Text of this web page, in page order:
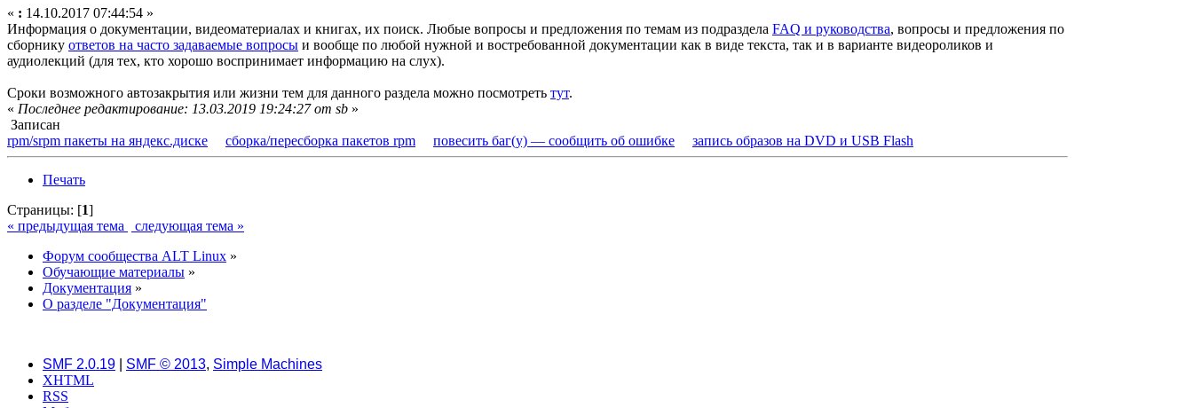
« : 14.10.2017 07:44:54 »
Информация о документации, видеоматериалах и книгах, их поиск. Любые вопросы и предложения по темам из подраздела FAQ и руководства, вопросы и предложения по
сборнику ответов на часто задаваемые вопросы и вообще по любой нужной и востребованной документации как в виде текста, так и в варианте видеороликов и
аудиолекций (для тех, кто хорошо воспринимает информацию на слух).
Сроки возможного автозакрытия или жизни тем для данного раздела можно посмотреть тут.
« Последнее редактирование: 13.03.2019 19:24:27 от sb »
Записан
rpm/srpm пакеты на яндекс.диске
сборка/пересборка пакетов rpm повесить баг(у) — сообщить об ошибке запись образов на DVD и USB Flash
Печать
Страницы: [1]
« предыдущая тема
следующая тема »
Форум сообщества ALT Linux »
Обучающие материалы »
Документация »
О разделе "Документация"
SMF 2.0.19 SMF © 2013, Simple Machines
XHTML
RSS